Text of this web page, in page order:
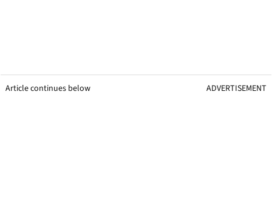
Article continues below ADVERTISEMENT